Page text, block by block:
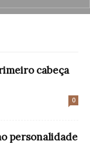
cabeça
0
personalidade